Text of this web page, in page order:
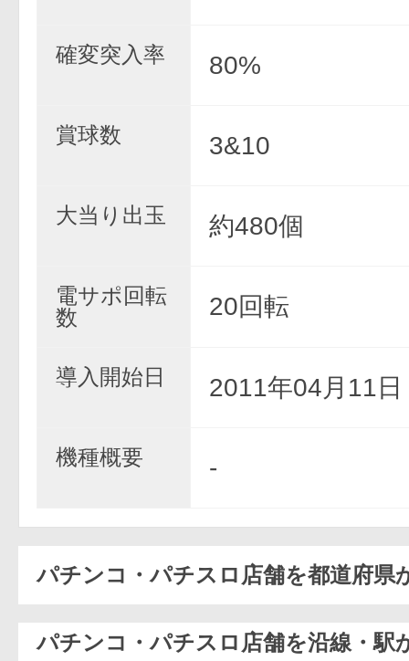
確変突入率 80%
賞球数 3&10
大当り出玉 約480個
電サポ回転
数
20回転
導入開始日 2011年04月11日
機種概要 -
パチンコ・パチスロ店舗を都道府県
パチンコ・パチスロ店舗を沿線・駅